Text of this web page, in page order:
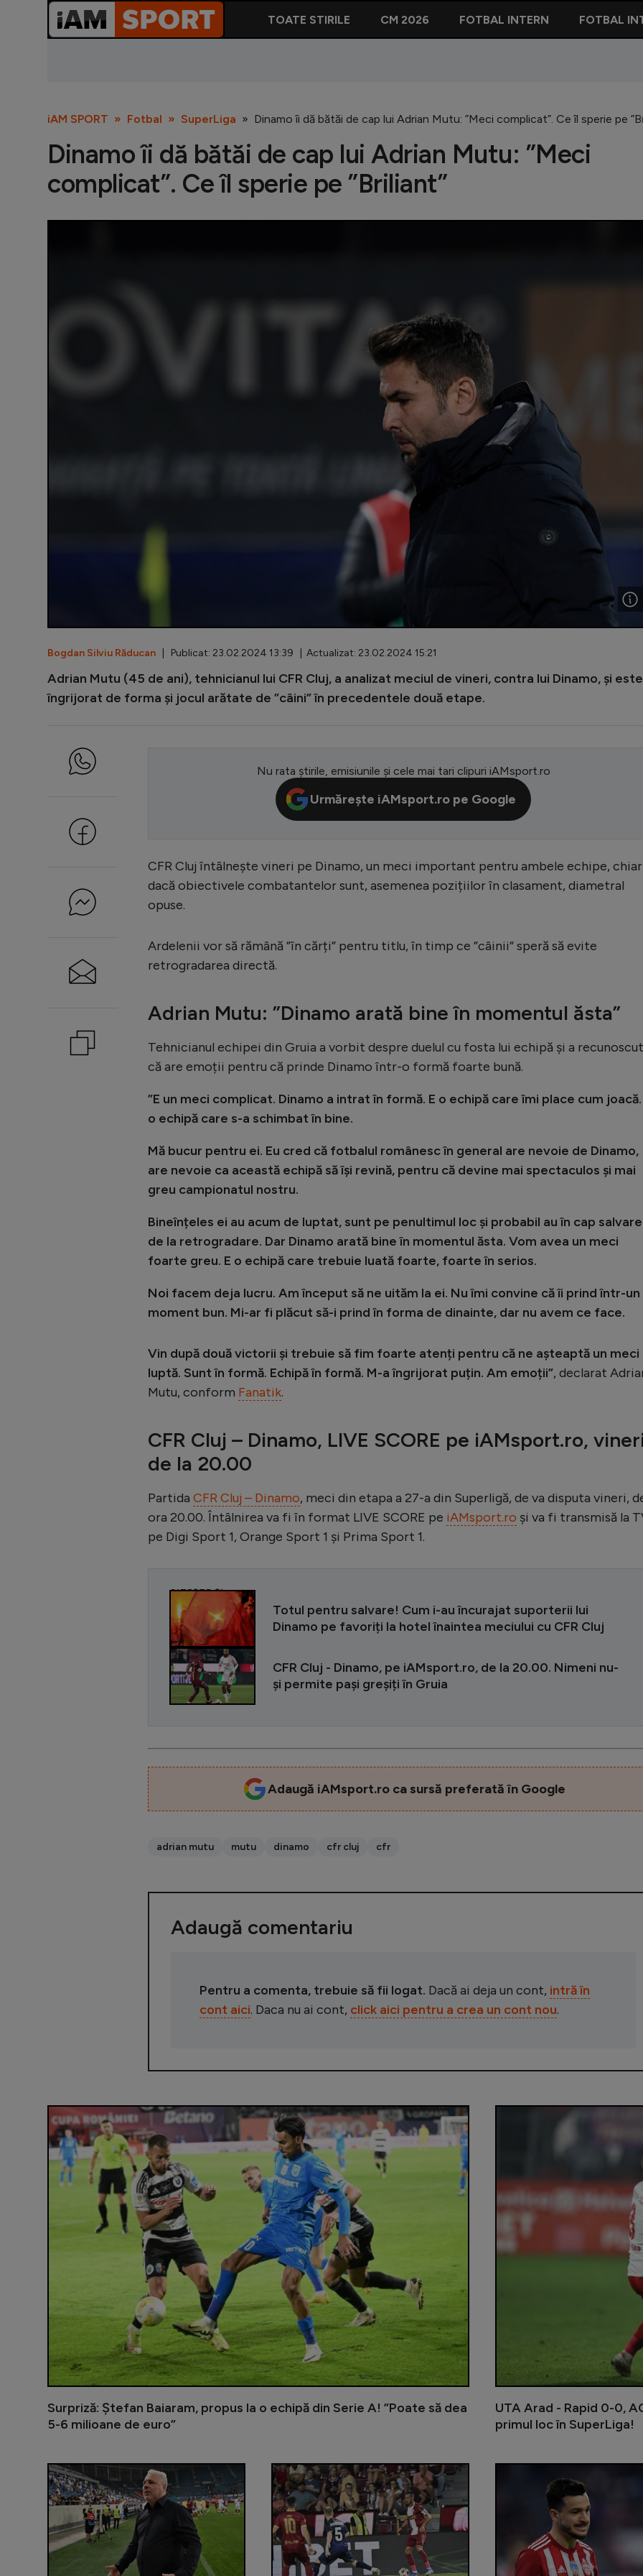
TOATE STIRILE CM 2026 FOTBAL INTERN FOTBAL
iAM SPORT Fotbal SuperLiga Dinamo îi dă bătăi de cap lui Adrian Mutu: ”Meci complicat”. Ce îl sperie pe
Dinamo îi dă bătăi de cap lui Adrian Mutu: ”Meci
complicat”. Ce îl sperie pe ”Briliant”
Bogdan Silviu Răducan | Publicat: 23.02.2024 13:39 | Actualizat: 23.02.2024 15:21
Adrian Mutu (45 de ani), tehnicianul lui CFR Cluj, a analizat meciul de vineri, contra lui Dinamo, și este
îngrijorat de forma și jocul arătate de ”câini” în precedentele două etape.
Nu rata știrile, emisiunile și cele mai tari clipuri iAMsport.ro
Urmărește iAMsport.ro pe Google
CFR Cluj întâlnește vineri pe Dinamo, un meci important pentru ambele echipe, chiar
dacă obiectivele combatantelor sunt, asemenea pozițiilor în clasament, diametral
opuse.
Ardelenii vor să rămână ”în cărți” pentru titlu, în timp ce ”câinii” speră să evite
retrogradarea directă.
Adrian Mutu: ”Dinamo arată bine în momentul ăsta”
Tehnicianul echipei din Gruia a vorbit despre duelul cu fosta lui echipă și a recunoscut
că are emoții pentru că prinde Dinamo într-o formă foarte bună.
”E un meci complicat. Dinamo a intrat în formă. E o echipă care îmi place cum joacă.
o echipă care s-a schimbat în bine.
Mă bucur pentru ei. Eu cred că fotbalul românesc în general are nevoie de Dinamo,
are nevoie ca această echipă să își revină, pentru că devine mai spectaculos și mai
greu campionatul nostru.
Bineînțeles ei au acum de luptat, sunt pe penultimul loc și probabil au în cap
de la retrogradare. Dar Dinamo arată bine în momentul ăsta. Vom avea un meci
foarte greu. E o echipă care trebuie luată foarte, foarte în serios.
Noi facem deja lucru. Am început să ne uităm la ei. Nu îmi convine că îi prind într-un
moment bun. Mi-ar fi plăcut să-i prind în forma de dinainte, dar nu avem ce face.
Vin după două victorii și trebuie să fim foarte atenți pentru că ne așteaptă un meci
luptă. Sunt în formă. Echipă în formă. M-a îngrijorat puțin. Am emoții”, declarat
Mutu, conform Fanatik.
CFR Cluj – Dinamo, LIVE SCORE pe iAMsport.ro,
de la 20.00
Partida CFR Cluj – Dinamo, meci din etapa a 27-a din Superligă, de va disputa vineri,
ora 20.00. Întâlnirea va fi în format LIVE SCORE pe iAMsport.ro și va fi transmisă la
pe Digi Sport 1, Orange Sport 1 și Prima Sport 1.
CITEȘTE ȘI
Totul pentru salvare! Cum i-au încurajat suporterii lui
Dinamo pe favoriți la hotel înaintea meciului cu CFR Cluj
CFR Cluj - Dinamo, pe iAMsport.ro, de la 20.00. Nimeni nu-
și permite pași greșiți în Gruia
Adaugă iAMsport.ro ca sursă preferată în Google
adrian mutu mutu dinamo cfr cluj cfr
Adaugă comentariu
Pentru a comenta, trebuie să fii logat. Dacă ai deja un cont, intră în
cont aici. Daca nu ai cont, click aici pentru a crea un cont nou.
Surpriză: Ștefan Baiaram, propus la o echipă din Serie A! ”Poate să dea
5-6 milioane de euro”
UTA Arad - Rapid 0-0,
primul loc în SuperLiga!
Marius Șumudică, aproape de